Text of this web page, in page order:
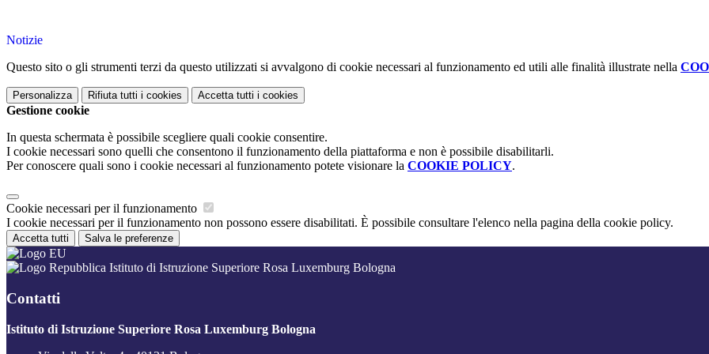
Notizie
Questo sito o gli strumenti terzi da questo utilizzati si avvalgono di cookie necessari al funzionamento ed utili alle finalità illustrate nella
Personalizza Rifiuta tutti i cookies Accetta tutti i cookies
Gestione cookie
In questa schermata è possibile scegliere quali cookie consentire.
I cookie necessari sono quelli che consentono il funzionamento della piattaforma e non è possibile disabilitarli.
Per conoscere quali sono i cookie necessari al funzionamento potete visionare la COOKIE POLICY.
Cookie necessari per il funzionamento
I cookie necessari per il funzionamento non possono essere disabilitati. È possibile consultare l'elenco nella pagina della cookie policy.
Accetta tutti Salva le preferenze
Istituto di Istruzione Superiore Rosa Luxemburg Bologna
Contatti
Istituto di Istruzione Superiore Rosa Luxemburg Bologna